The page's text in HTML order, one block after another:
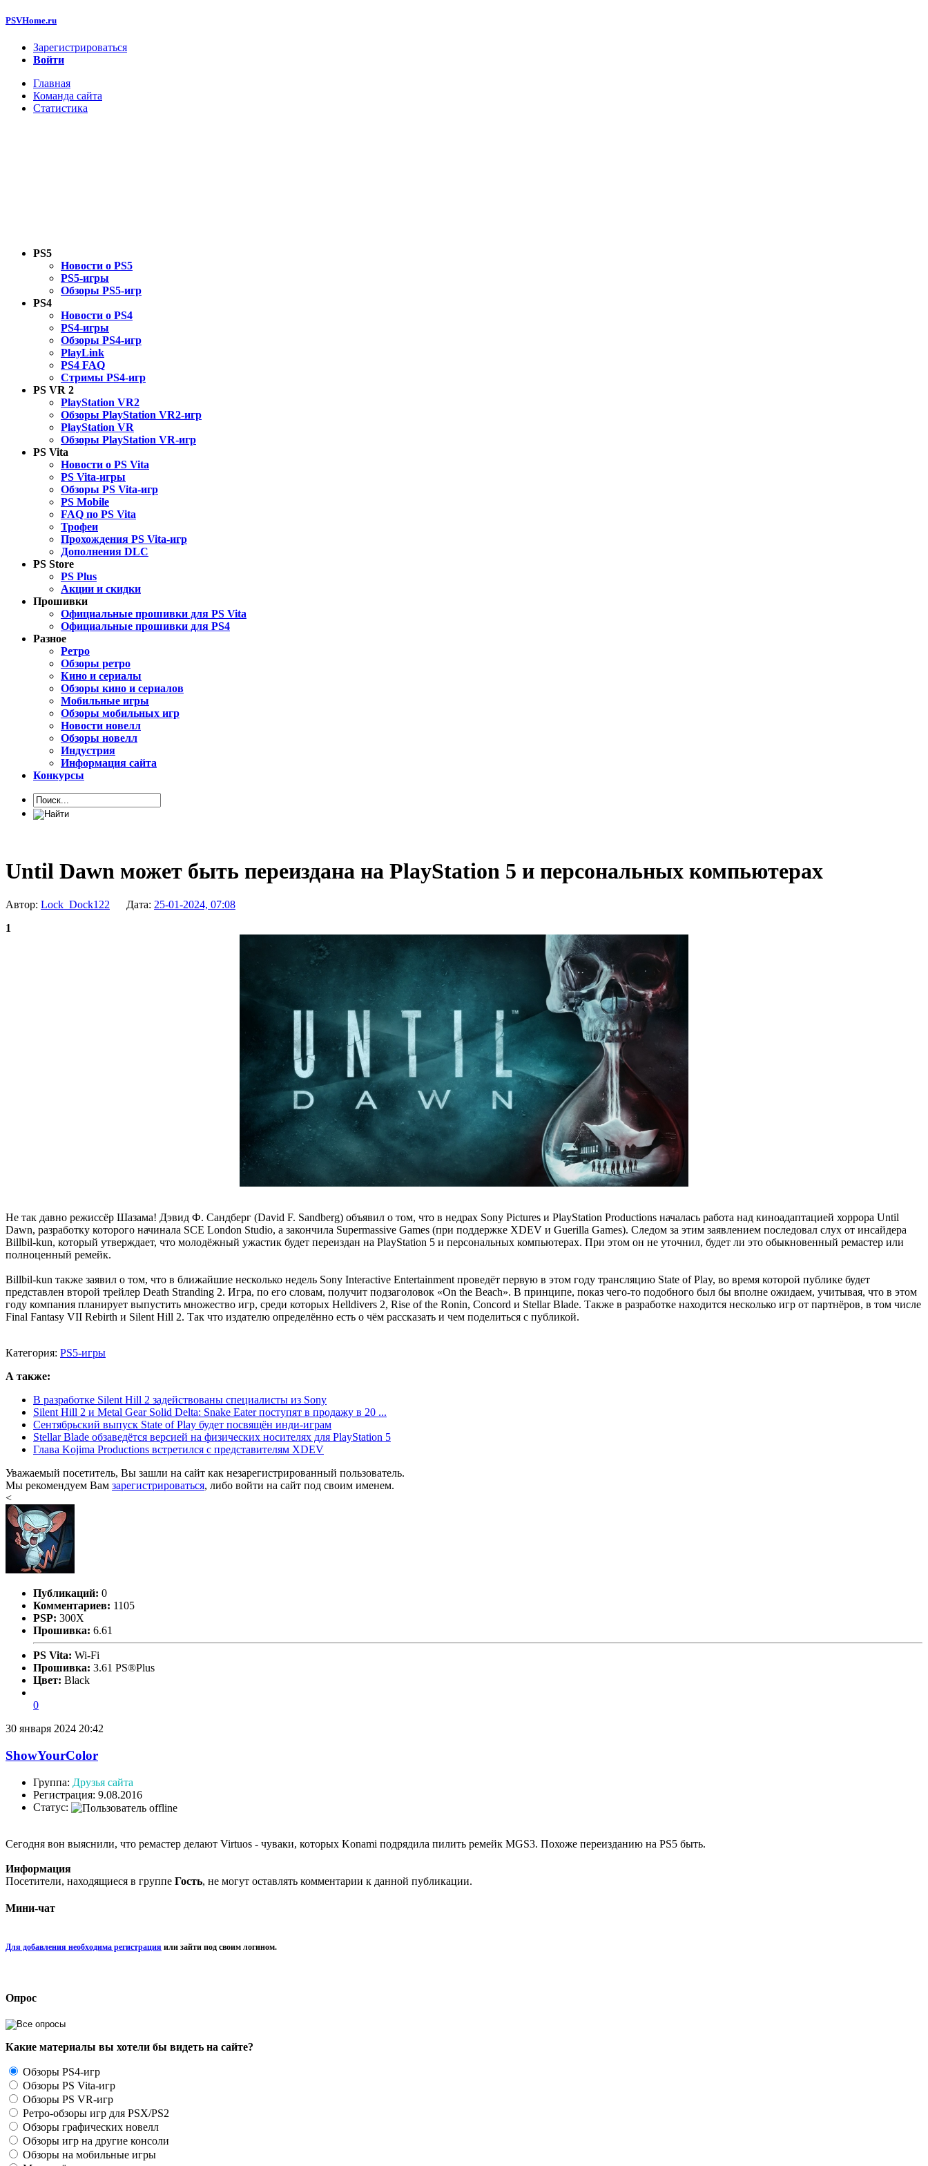
PSVHome.ru
Зарегистрироваться
Войти
Главная
Команда сайта
Статистика
PS5
Новости о PS5
PS5-игры
Обзоры PS5-игр
PS4
Новости о PS4
PS4-игры
Обзоры PS4-игр
PlayLink
PS4 FAQ
Стримы PS4-игр
PS VR 2
PlayStation VR2
Обзоры PlayStation VR2-игр
PlayStation VR
Обзоры PlayStation VR-игр
PS Vita
Новости о PS Vita
PS Vita-игры
Обзоры PS Vita-игр
PS Mobile
FAQ по PS Vita
Трофеи
Прохождения PS Vita-игр
Дополнения DLC
PS Store
PS Plus
Акции и скидки
Прошивки
Официальные прошивки для PS Vita
Официальные прошивки для PS4
Разное
Ретро
Обзоры ретро
Кино и сериалы
Обзоры кино и сериалов
Мобильные игры
Обзоры мобильных игр
Новости новелл
Обзоры новелл
Индустрия
Информация сайта
Конкурсы
Until Dawn может быть переиздана на PlayStation 5 и персональных компьютерах
Автор: Lock_Dock122 Дата: 25-01-2024, 07:08
1
Не так давно режиссёр Шазама! Дэвид Ф. Сандберг (David F. Sandberg) объявил о том, что в недрах Sony Pictures и PlayStation Productions началась работа над киноадаптацией хоррора Until
Dawn, разработку которого начинала SCE London Studio, а закончила Supermassive Games (при поддержке XDEV и Guerilla Games). Следом за этим заявлением последовал слух от инсайдера
Billbil-kun, который утверждает, что молодёжный ужастик будет переиздан на PlayStation 5 и персональных компьютерах. При этом он не уточнил, будет ли это обыкновенный ремастер или
полноценный ремейк.
Billbil-kun также заявил о том, что в ближайшие несколько недель Sony Interactive Entertainment проведёт первую в этом году трансляцию State of Play, во время которой публике будет
представлен второй трейлер Death Stranding 2. Игра, по его словам, получит подзаголовок «On the Beach». В принципе, показ чего-то подобного был бы вполне ожидаем, учитывая, что в этом
году компания планирует выпустить множество игр, среди которых Helldivers 2, Rise of the Ronin, Concord и Stellar Blade. Также в разработке находится несколько игр от партнёров, в том числе
Final Fantasy VII Rebirth и Silent Hill 2. Так что издателю определённо есть о чём рассказать и чем поделиться с публикой.
Категория: PS5-игры
А также:
В разработке Silent Hill 2 задействованы специалисты из Sony
Silent Hill 2 и Metal Gear Solid Delta: Snake Eater поступят в продажу в 20 ...
Сентябрьский выпуск State of Play будет посвящён инди-играм
Stellar Blade обзаведётся версией на физических носителях для PlayStation 5
Глава Kojima Productions встретился с представителям XDEV
Уважаемый посетитель, Вы зашли на сайт как незарегистрированный пользователь.
Мы рекомендуем Вам зарегистрироваться, либо войти на сайт под своим именем.
<
Публикаций: 0
Комментариев: 1105
PSP: 300X
Прошивка: 6.61
PS Vita: Wi-Fi
Прошивка: 3.61 PS®Plus
Цвет: Black
0
30 января 2024 20:42
ShowYourColor
Группа: Друзья сайта
Регистрация: 9.08.2016
Статус:
Сегодня вон выяснили, что ремастер делают Virtuos - чуваки, которых Konami подрядила пилить ремейк MGS3. Похоже переизданию на PS5 быть.
Информация
Посетители, находящиеся в группе Гость, не могут оставлять комментарии к данной публикации.
Мини-чат
Для добавления необходима регистрация или зайти под своим логином.
Опрос
Какие материалы вы хотели бы видеть на сайте?
Обзоры PS4-игр
Обзоры PS Vita-игр
Обзоры PS VR-игр
Ретро-обзоры игр для PSX/PS2
Обзоры графических новелл
Обзоры игр на другие консоли
Обзоры на мобильные игры